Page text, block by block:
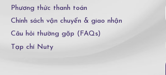
Phương thức thanh toán
Chính sách vận chuyển & giao nhận
Câu hỏi thường gặp (FAQs)
Tạp chí Nuty